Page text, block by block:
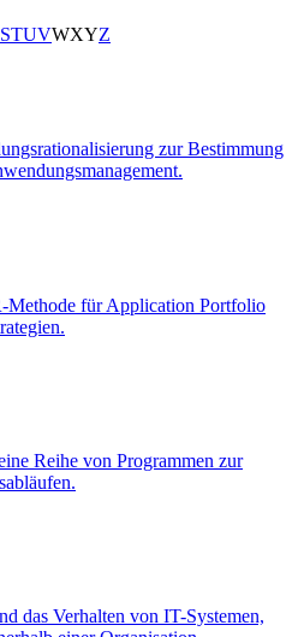
STUVWXYZ
zur Bestimmung
Methode für Application Portfolio
Reihe von Programmen zur
das Verhalten von IT-Systemen,